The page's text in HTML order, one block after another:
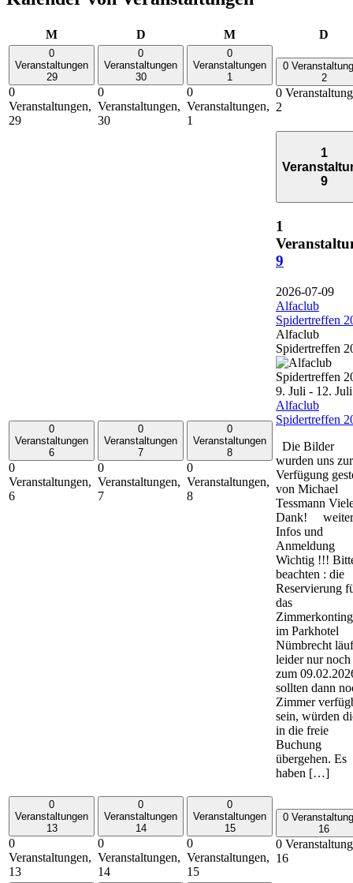
MMontag DDienstag MMittwoch D
0
Veranstaltungen
29
0
Veranstaltungen,
29
0
Veranstaltungen
30
0
Veranstaltungen,
30
0
Veranstaltungen
1
0
Veranstaltungen,
1
0
2
0
2
0
Veranstaltungen
6
0
Veranstaltungen,
6
0
Veranstaltungen
7
0
Veranstaltungen,
7
0
Veranstaltungen
8
0
Veranstaltungen,
8
1
9
1
9
2026-07-09
Alfaclub
Spidertreffen
Alfaclub
Spidertreffen
9. Juli - 12. Juli
Alfaclub
Spidertreffen
Die Bilder
wurden uns zur
Verfügung
von Michael
Tessmann
Dank!
Infos und
Anmeldung
Wichtig !!!
beachten : die
Reservierung
das
im Parkhotel
Nümbrecht
leider nur noch
zum
sollten dann
Zimmer
sein, würden
in die freie
Buchung
übergehen. Es
haben […]
0
Veranstaltungen
13
0
Veranstaltungen,
13
0
Veranstaltungen
14
0
Veranstaltungen,
14
0
Veranstaltungen
15
0
Veranstaltungen,
15
0
16
0
16